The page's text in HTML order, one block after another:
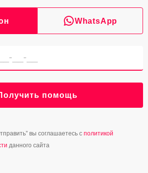
WhatsApp
помощь
вы соглашаетесь с политикой
данного сайта